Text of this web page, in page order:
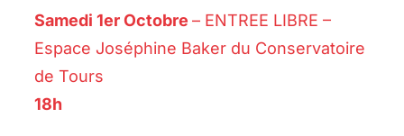
Samedi 1er Octobre – ENTREE LIBRE –
Espace Joséphine Baker du Conservatoire
de Tours
18h